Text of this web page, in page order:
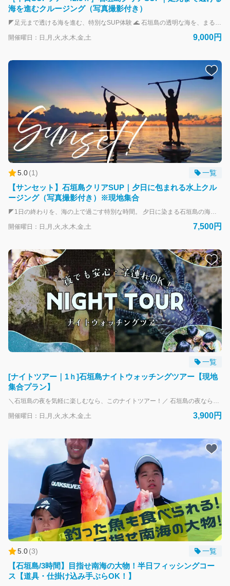
海を進むクルージング（写真撮影付き）
◤足元まで透ける海を進む、特別なSUP体験 🌊 石垣島の透明な海を、まるごと感じられる「クリアSUPツアー」 ボードがすべて透明なため、足元にはサンゴや魚たちの世界が広がります。ただ海の上を進むだけではなく、“海の上と中”を同時に楽しめるのが特徴です！ 「のんびりSUPで自然とひとつになりたい」そんな方に選ばれています◎ ▼クリアSUPならではの魅力 ・足元まで透ける360°の開放感 ・水中の地形や魚をそのまま観察できる ・写真映えする特別な体験 ▼初心者でも安心 ご参加のほとんどが初めての方。 乗り方や漕ぎ方はガイドが丁寧にレクチャーします。 ▼写真撮影サービス付き ツアー中はスタッフが撮影。 思い出としてしっかり残せます。 ▼その日のベストポイントへ 川平湾・底地ビーチなど、海況に合わせて最も透明度の高いエリアで開催。 ▶今だけ特典 🎁 BBQ施設「SAZANAMI」を特別価格でご利用いただけます。 ※ご予約は事前決済となりますが、天候不良などによる中止時は速やかに全額返金いたします。 ⚠ご案内 集合場所/送迎時間は、前日までにご連絡いたします。
開催曜日：日,月,火,水,木,金,土 9,000円
5.0(1) 一覧
【サンセット】石垣島クリアSUP｜夕日に包まれる水上クル
ージング（写真撮影付き）※現地集合
◤1日の終わりを、海の上で過ごす特別な時間。 夕日に染まる石垣島の海を、ゆったりと進むサンセットSUPツアー。 昼間とはまったく違う表情を見せる海と空。 赤・オレンジ・ピンクへと移り変わるグラデーションの中で、静かに流れる時間を楽しめます。 ▼クリアSUPならではの体験 使用するのは、足元まで透けるクリアSUP。夕日に染まる海の色や、水面の揺らぎまでダイレクトに感じることができます。 ▼こんな方におすすめ ・1日の締めくくりにゆったり過ごしたい ・人の少ない時間に海を楽しみたい ・写真に残る特別な時間を体験したい ▼初心者でも安心 ご参加のほとんどが初めての方。ガイドが丁寧にレクチャーするので安心してご参加いただけます。 ▼写真撮影サービス付き ツアー中の様子はスタッフが撮影。 夕日の中での特別な1枚をしっかり残せます。 ▼自然がつくる一瞬の景色 その日の天候や季節によって、毎回異なる空模様。 条件が合えば「グリーンフラッシュ」が見られることも。 ※ご予約は事前決済となりますが、天候不良などによる中止時は速やかに全額返金いたします。 ⚠ご案内 本プランは原則現地集合プランとなりますが、レンタカーをお持ちでない方は、石垣島南部（市街地）エリアのホテルと石垣港離島ターミナル（正面玄関前郵便ポスト周辺）へのピックアップが可能です。
開催曜日：日,月,火,水,木,金,土 7,500円
一覧
[ナイトツアー｜1ｈ]石垣島ナイトウォッチングツアー【現地
集合プラン】
＼石垣島の夜を気軽に楽しむなら、このナイトツアー！／ 石垣島の夜ならではの自然を、約1時間で楽しめるナイトウォッチングツアーです。懐中電灯を片手に、夜行性の生き物や亜熱帯植物を探しながら、舗装された道やビーチ周辺をゆっくり散策。ジャングルをかき分けるようなハードな内容ではなく、軽装で参加できる“お散歩感覚”のナイトツアーなので、初めての方やお子さま連れでも安心してご参加いただけます！ タイミングが合えば、ヤシガニなど夜ならではの生き物に出会えることも。さらに、条件が良い日には星空保護区に指定された石垣島の星空を眺められるチャンスもあります。 集合から解散までは約1時間。食後の時間や空き時間を活用して参加できるのも魅力です。小学生未満は無料参加OK。家族旅行はもちろん、カップルや友人同士の夜の思い出づくりにもぴったりのナイトアクティビティです。 ※ご予約は事前決済となりますが、天候不良などによる中止時は速やかに全額返金いたします。 ▼送迎について こちらのプランは原則直接集合プランとなりますが、石垣港離島ターミナル（正面玄関前郵便ポスト周辺）のみ送迎可能となっております。送迎を希望されますか？
開催曜日：日,月,火,水,木,金,土 3,900円
5.0(3) 一覧
【石垣島/3時間】目指せ南海の大物！半日フィッシングコー
ス【道具・仕掛け込み手ぶらOK！】